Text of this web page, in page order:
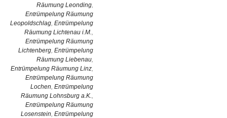
Räumung Leonding,
Entrümpelung Räumung
Leopoldschlag, Entrümpelung
Räumung Lichtenau i.M.,
Entrümpelung Räumung
Lichtenberg, Entrümpelung
Räumung Liebenau,
Entrümpelung Räumung Linz,
Entrümpelung Räumung
Lochen, Entrümpelung
Räumung Lohnsburg a.K.,
Entrümpelung Räumung
Losenstein, Entrümpelung